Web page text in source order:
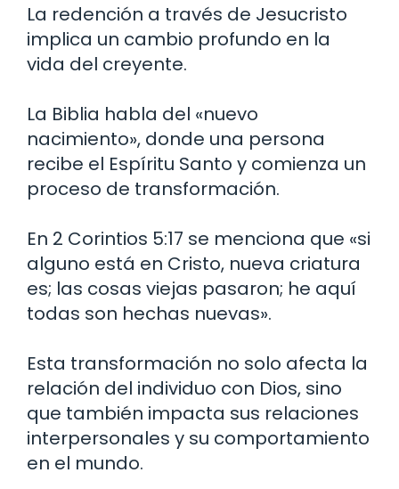
La redención a través de Jesucristo
implica un cambio profundo en la
vida del creyente.
La Biblia habla del «nuevo
nacimiento», donde una persona
recibe el Espíritu Santo y comienza un
proceso de transformación.
En 2 Corintios 5:17 se menciona que «si
alguno está en Cristo, nueva criatura
es; las cosas viejas pasaron; he aquí
todas son hechas nuevas».
Esta transformación no solo afecta la
relación del individuo con Dios, sino
que también impacta sus relaciones
interpersonales y su comportamiento
en el mundo.